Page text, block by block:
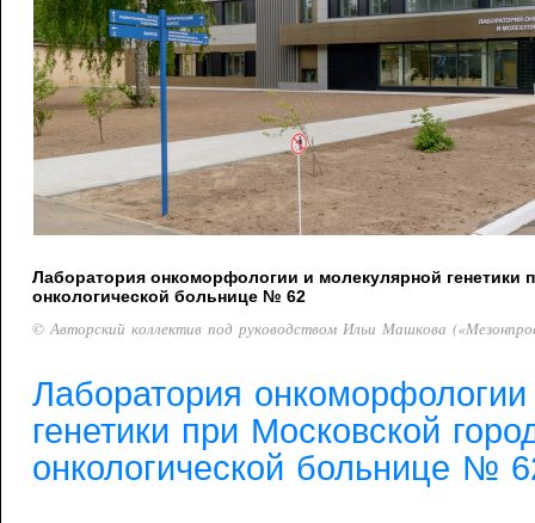
Лаборатория онкоморфологии и молекулярной генетики
онкологической больнице № 62
© Авторский коллектив под руководством Ильи Машкова
Лаборатория
генетики при Московской
онкологической больнице №